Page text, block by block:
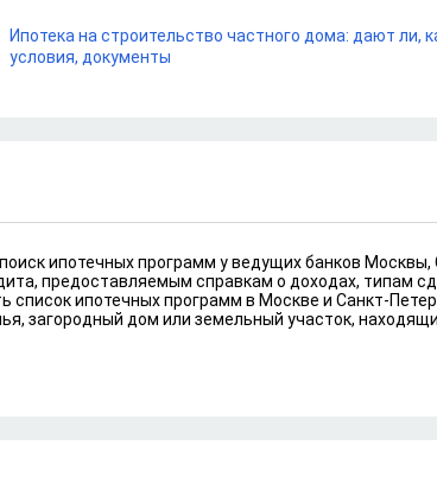
Ипотека на строительство частного дома: дают ли,
условия, документы
ипотечных программ у ведущих банков
предоставляемым справкам о доходах, типам
ипотечных программ в Москве и Санкт-
загородный дом или земельный участок,